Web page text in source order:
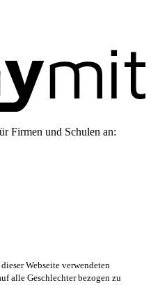
Firmen und Schulen an:
Webseite verwendeten
alle Geschlechter bezogen zu